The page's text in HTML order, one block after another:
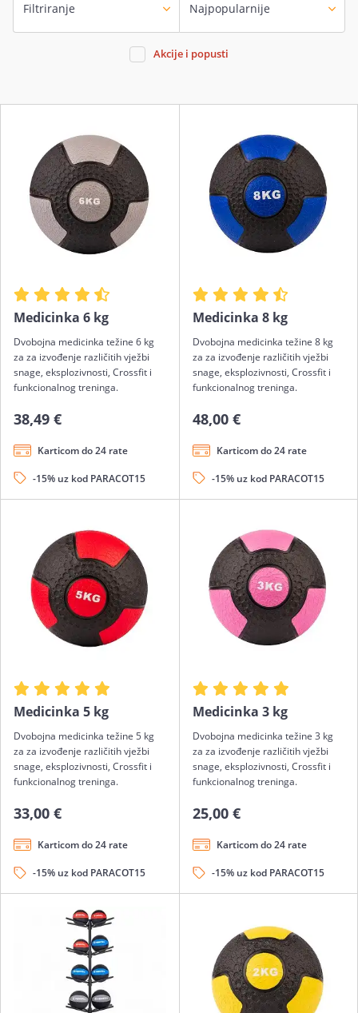
Filtriranje
Akcije i popusti
Medicinka 6 kg
Dvobojna medicinka težine 6 kg
za za izvođenje različitih vježbi
snage, eksplozivnosti, Crossfit i
funkcionalnog treninga.
38,49 €
Karticom do 24 rate
-15% uz kod PARACOT15
Medicinka 8 kg
Dvobojna medicinka težine 8 kg
za za izvođenje različitih vježbi
snage, eksplozivnosti, Crossfit i
funkcionalnog treninga.
48,00 €
Karticom do 24 rate
-15% uz kod PARACOT15
Medicinka 5 kg
Dvobojna medicinka težine 5 kg
za za izvođenje različitih vježbi
snage, eksplozivnosti, Crossfit i
funkcionalnog treninga.
33,00 €
Karticom do 24 rate
-15% uz kod PARACOT15
Medicinka 3 kg
Dvobojna medicinka težine 3 kg
za za izvođenje različitih vježbi
snage, eksplozivnosti, Crossfit i
funkcionalnog treninga.
25,00 €
Karticom do 24 rate
-15% uz kod PARACOT15